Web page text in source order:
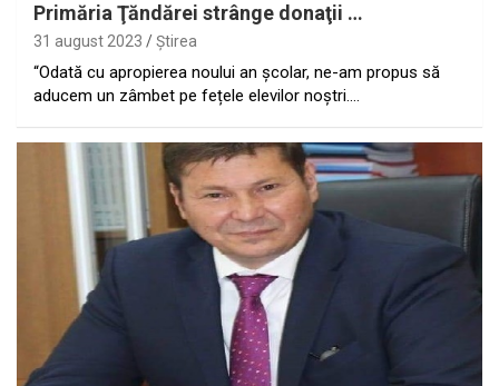
Primăria Ţăndărei strânge donaţii …
31 august 2023 Ştirea
“Odată cu apropierea noului an școlar, ne-am propus să
aducem un zâmbet pe fețele elevilor noștri.…